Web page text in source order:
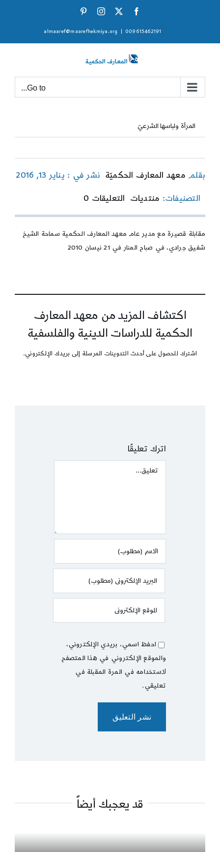
Facebook
X
Instagram
009615462191
almaaref@maarefhekmiya.org
Go to...
المرأة ولباسها الشرعيّ
بقلم معهد المعارف الحكميّة نشر في : يناير 13, 2016
التصنيفات: منتديات التعليقات 0
on
ولباسها
مقابلة قصيرة مع مدير عام معهد المعارف الحكمية سماحة الشيخ
شفيق جرادي، في صباح المنار في 21 نيسان 2010
اكتشاف المزيد من معهد المعارف
الحكمية للدراسات الدينية والفلسفية
اشترك للحصول على أحدث التدوينات المرسلة إلى بريدك الإلكتروني.
اترك تعليقًا
Comment
احفظ اسمي، بريدي الإلكتروني،
والموقع الإلكتروني في هذا المتصفح
لاستخدامه في المرة المقبلة في
تعليقي.
قد يعجبك أيضاً